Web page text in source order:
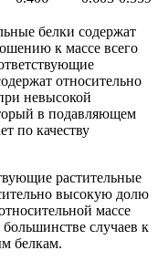
белки содержат
к массе всего
относительно
невысокой
в подавляющем
по качеству
растительные
высокую долю
массе
случаев к
белкам.